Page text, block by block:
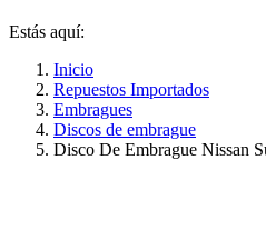
Estás aquí:
Inicio
Repuestos Importados
Embragues
Discos de embrague
Disco De Embrague Nissan